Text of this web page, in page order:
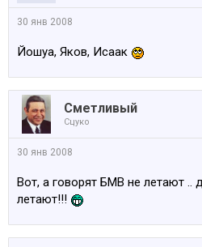
30 янв 2008
Йошуа, Яков, Исаак
Сметливый
Сцуко
30 янв 2008
Вот, а говорят БМВ не летают ..
летают!!!